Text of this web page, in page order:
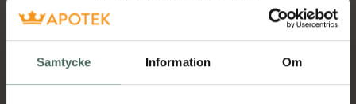
Samtycke Information Om
1044,23 kr
I apotek:1044,23 kr